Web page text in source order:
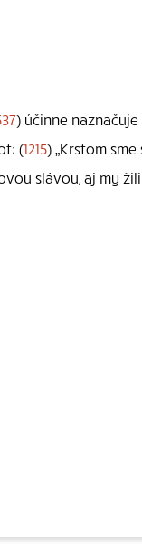
) účinne naznačuje
(1215) „Krstom sme
slávou, aj my